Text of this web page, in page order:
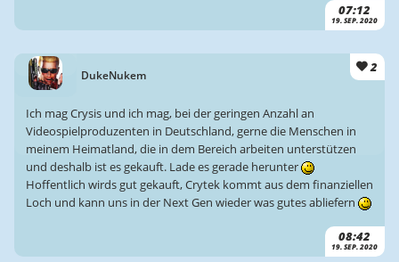
07:12
19. SEP. 2020
DukeNukem
2
08:42
19. SEP. 2020
Ich mag Crysis und ich mag, bei der geringen Anzahl an
Videospielproduzenten in Deutschland, gerne die Menschen in
meinem Heimatland, die in dem Bereich arbeiten unterstützen
und deshalb ist es gekauft. Lade es gerade herunter
Hoffentlich wirds gut gekauft, Crytek kommt aus dem finanziellen
Loch und kann uns in der Next Gen wieder was gutes abliefern